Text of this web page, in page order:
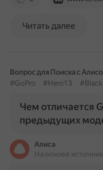
Читать далее
Вопрос для Поиска с
#GoPro
#Hero13 #Black
Чем отличается
предыдущих
Алиса
На основе